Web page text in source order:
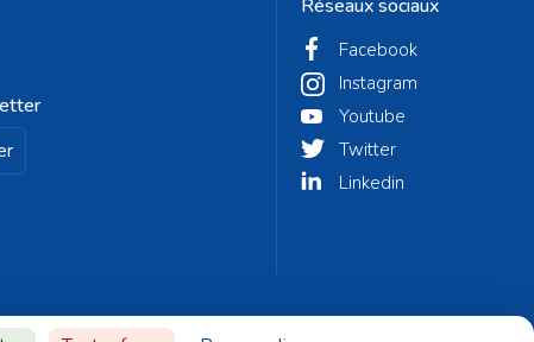
Réseaux sociaux
Facebook
Instagram
Youtube
Twitter
Linkedin